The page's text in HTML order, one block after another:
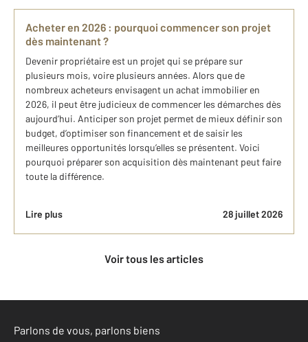
Acheter en 2026 : pourquoi commencer son projet
dès maintenant ?
Devenir propriétaire est un projet qui se prépare sur
plusieurs mois, voire plusieurs années. Alors que de
nombreux acheteurs envisagent un achat immobilier en
2026, il peut être judicieux de commencer les démarches dès
aujourd’hui. Anticiper son projet permet de mieux définir son
budget, d’optimiser son financement et de saisir les
meilleures opportunités lorsqu’elles se présentent. Voici
pourquoi préparer son acquisition dès maintenant peut faire
toute la différence.
Lire plus 28 juillet 2026
Voir tous les articles
Parlons de vous, parlons biens